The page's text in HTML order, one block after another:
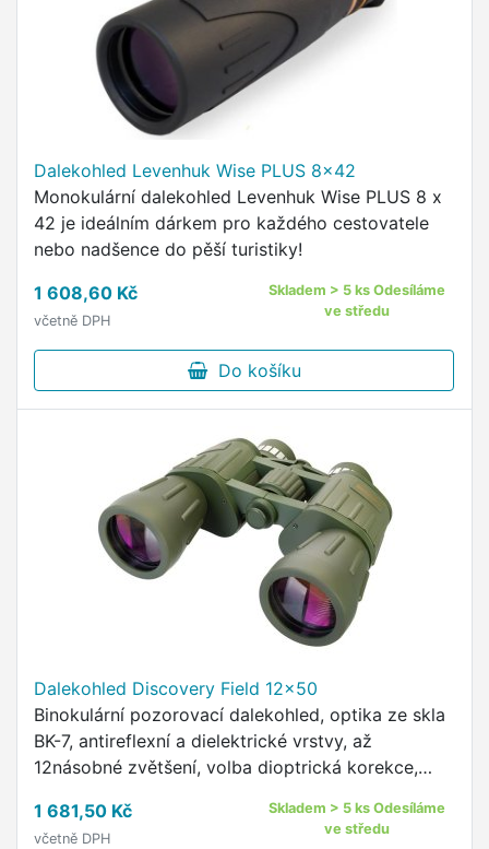
Dalekohled Levenhuk Wise PLUS 8x42
Monokulární dalekohled Levenhuk Wise PLUS 8 x
42 je ideálním dárkem pro každého cestovatele
nebo nadšence do pěší turistiky!
1 608,60 Kč
včetně DPH
Skladem > 5 ks Odesíláme
ve středu
Do košíku
Dalekohled Discovery Field 12x50
Binokulární pozorovací dalekohled, optika ze skla
BK-7, antireflexní a dielektrické vrstvy, až
12násobné zvětšení, volba dioptrická korekce,
pryže, vysoká …
1 681,50 Kč
včetně DPH
Skladem > 5 ks Odesíláme
ve středu